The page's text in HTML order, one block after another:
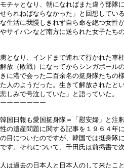
チャとなり、朝になればまた違う部隊
られねばならなかった」と回想してい
活に我慢しきれず自ら命を絶つ女性
サイパンなど南方に送られた女子たち
なり、インドまで連れて行かれた車
放（敗戦）になってからシンガポール
に港で会った二百余名の挺身隊たちの
人のようだった。生きて解放されたと
しみで号泣していた」と語っていた。
ーーーー
日報も愛国挺身隊＝「慰安婦」と注
の遺産問題に関する記事を１９６４年
目についたのですが、韓国では挺身隊
す。それについて、千田氏は前掲書で
過去の日本人と日本人のして来たこ